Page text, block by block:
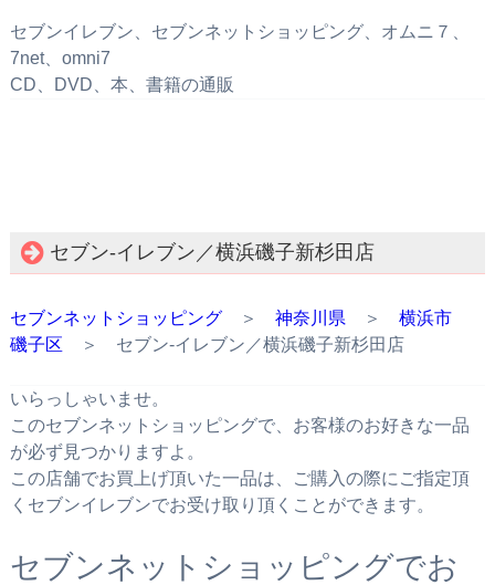
セブンイレブン、セブンネットショッピング、オムニ７、
7net、omni7
CD、DVD、本、書籍の通販
セブン‐イレブン／横浜磯子新杉田店
セブンネットショッピング＞ 神奈川県 ＞ 横浜市
磯子区 ＞ セブン‐イレブン／横浜磯子新杉田店
いらっしゃいませ。
このセブンネットショッピングで、お客様のお好きな一品
が必ず見つかりますよ。
この店舗でお買上げ頂いた一品は、ご購入の際にご指定頂
くセブンイレブンでお受け取り頂くことができます。
セブンネットショッピングでお